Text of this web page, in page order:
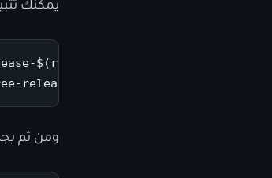
يمكنك
$(rpm -E %fedora).noarch.rpm
release-$(rpm -E
ومن ثم